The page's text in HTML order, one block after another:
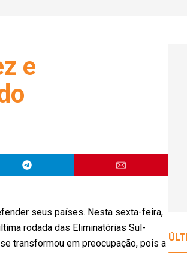
e
seus países. Nesta sexta-feira,
rodada das Eliminatórias Sul-
transformou em preocupação, pois a